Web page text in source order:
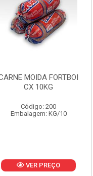
LOMBINHO BOV CONG
FRIBOI KG
Código: 297
Embalagem: CX/± 26,4 KG